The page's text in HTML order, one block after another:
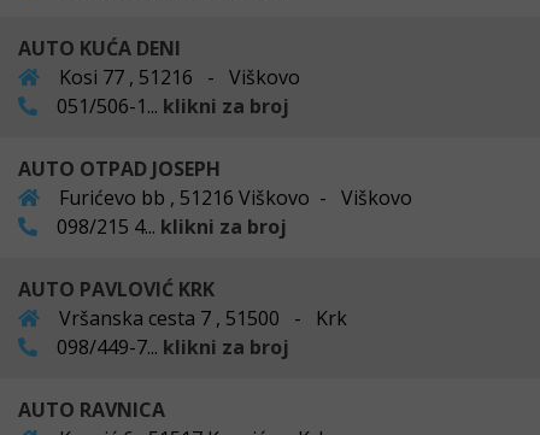
AUTO KUĆA DENI
Kosi 77 , 51216 - Viškovo
051/506-1... klikni za broj
AUTO OTPAD JOSEPH
Furićevo bb , 51216 Viškovo - Viškovo
098/215 4... klikni za broj
AUTO PAVLOVIĆ KRK
Vršanska cesta 7 , 51500 - Krk
098/449-7... klikni za broj
AUTO RAVNICA